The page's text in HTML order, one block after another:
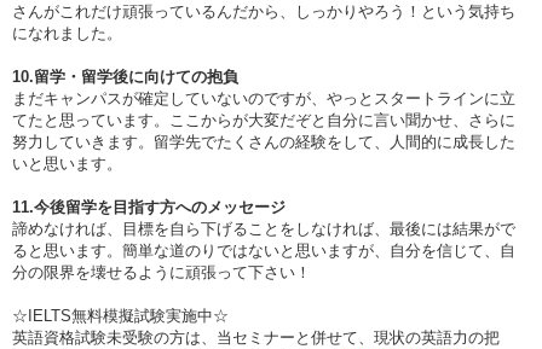
さんがこれだけ頑張っているんだから、しっかりやろう！という気持ち
になれました。
10.留学・留学後に向けての抱負
まだキャンパスが確定していないのですが、やっとスタートラインに立
てたと思っています。ここからが大変だぞと自分に言い聞かせ、さらに
努力していきます。留学先でたくさんの経験をして、人間的に成長した
いと思います。
11.今後留学を目指す方へのメッセージ
諦めなければ、目標を自ら下げることをしなければ、最後には結果がで
ると思います。簡単な道のりではないと思いますが、自分を信じて、自
分の限界を壊せるように頑張って下さい！
☆IELTS無料模擬試験実施中☆
英語資格試験未受験の方は、当セミナーと併せて、現状の英語力の把